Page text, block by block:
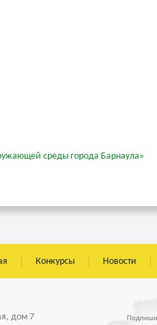
среды города Барнаула»
Конкурсы Новости
дом 7